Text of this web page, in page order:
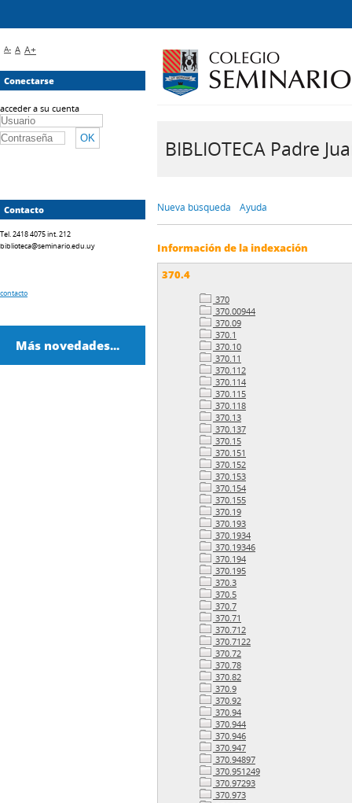
BIBLIOTECA Padre
Nueva búsqueda Ayuda
Información de la indexación
370.4
370
370.00944
370.09
370.1
370.10
370.11
370.112
370.114
370.115
370.118
370.13
370.137
370.15
370.151
370.152
370.153
370.154
370.155
370.19
370.193
370.1934
370.19346
370.194
370.195
370.3
370.5
370.7
370.71
370.712
370.7122
370.72
370.78
370.82
370.9
370.92
370.94
370.944
370.946
370.947
370.94897
370.951249
370.97293
370.973
A- A A+
Conectarse
acceder a su cuenta
Contacto
Tel. 2418 4075 int. 212
biblioteca@seminario.edu.uy
contacto
Más novedades...